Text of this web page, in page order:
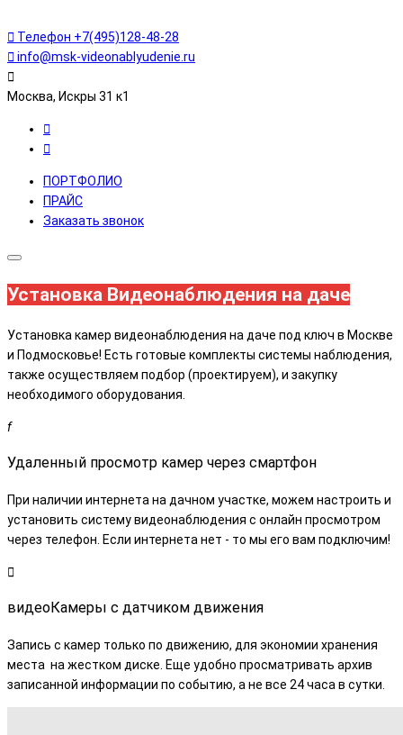
Телефон +7(495)128-48-28
info@msk-videonablyudenie.ru
Москва, Искры 31 к1
ПОРТФОЛИО
ПРАЙС
Заказать звонок
Установка Видеонаблюдения на даче
Установка камер видеонаблюдения на даче под ключ в Москве
и Подмосковье! Есть готовые комплекты системы наблюдения,
также осуществляем подбор (проектируем), и закупку
необходимого оборудования.
Удаленный просмотр камер через смартфон
При наличии интернета на дачном участке, можем настроить и
установить систему видеонаблюдения с онлайн просмотром
через телефон. Если интернета нет - то мы его вам подключим!
видеоКамеры с датчиком движения
Запись с камер только по движению, для экономии хранения
места на жестком диске. Еще удобно просматривать архив
записанной информации по событию, а не все 24 часа в сутки.